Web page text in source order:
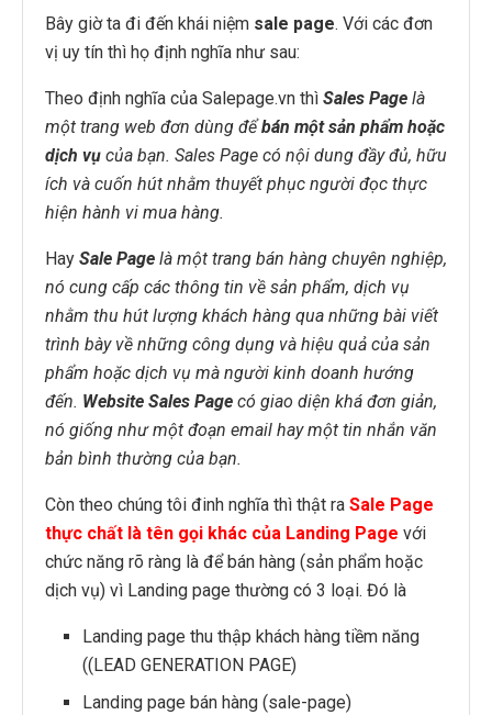
Bây giờ ta đi đến khái niệm sale page. Với các đơn
vị uy tín thì họ định nghĩa như sau:
Theo định nghĩa của Salepage.vn thì Sales Page là
một trang web đơn dùng đểbán một sản phẩm hoặc
dịch vụ của bạn. Sales Page có nội dung đầy đủ, hữu
ích và cuốn hút nhằm thuyết phục người đọc thực
hiện hành vi mua hàng.
Hay Sale Page là một trang bán hàng chuyên nghiệp,
nó cung cấp các thông tin về sản phẩm, dịch vụ
nhằm thu hút lượng khách hàng qua những bài viết
trình bày về những công dụng và hiệu quả của sản
phẩm hoặc dịch vụ mà người kinh doanh hướng
đến. Website Sales Page có giao diện khá đơn giản,
nó giống như một đoạn email hay một tin nhắn văn
bản bình thường của bạn.
Còn theo chúng tôi đinh nghĩa thì thật ra Sale Page
thực chất là tên gọi khác của Landing Page với
chức năng rõ ràng là để bán hàng (sản phẩm hoặc
dịch vụ) vì Landing page thường có 3 loại. Đó là
Landing page thu thập khách hàng tiềm năng
((LEAD GENERATION PAGE)
Landing page bán hàng (sale-page)